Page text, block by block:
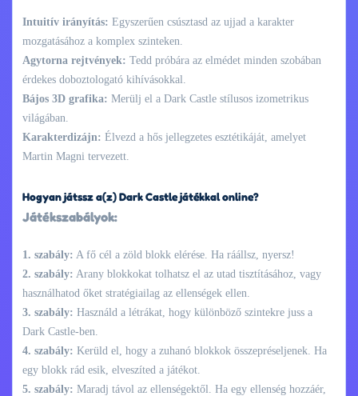
Intuitív irányítás: Egyszerűen csúsztasd az ujjad a karakter
mozgatásához a komplex szinteken.
Agytorna rejtvények: Tedd próbára az elmédet minden szobában
érdekes doboztologató kihívásokkal.
Bájos 3D grafika: Merülj el a Dark Castle stílusos izometrikus
világában.
Karakterdizájn: Élvezd a hős jellegzetes esztétikáját, amelyet
Martin Magni tervezett.
Hogyan játssz a(z) Dark Castle játékkal online?
Játékszabályok:
1. szabály: A fő cél a zöld blokk elérése. Ha ráállsz, nyersz!
2. szabály: Arany blokkokat tolhatsz el az utad tisztításához, vagy
használhatod őket stratégiailag az ellenségek ellen.
3. szabály: Használd a létrákat, hogy különböző szintekre juss a
Dark Castle-ben.
4. szabály: Kerüld el, hogy a zuhanó blokkok összepréseljenek. Ha
egy blokk rád esik, elveszíted a játékot.
5. szabály: Maradj távol az ellenségektől. Ha egy ellenség hozzáér,